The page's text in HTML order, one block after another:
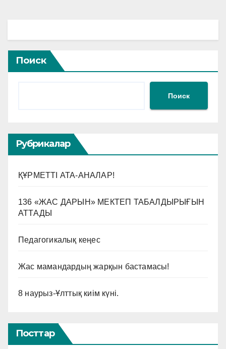
Поиск
Поиск
Рубрикалар
ҚҰРМЕТТІ АТА-АНАЛАР!
136 «ЖАС ДАРЫН» МЕКТЕП ТАБАЛДЫРЫҒЫН
АТТАДЫ
Педагогикалық кеңес
Жас мамандардың жарқын бастамасы!
8 наурыз-Ұлттық киім күні.
Посттар